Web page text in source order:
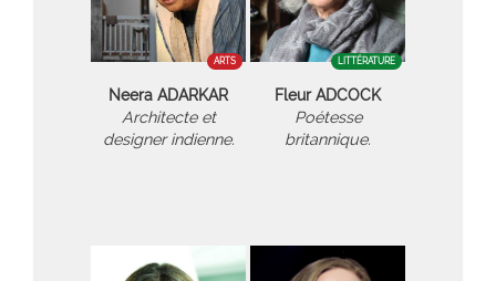
ARTS
Neera ADARKAR
Architecte et
designer indienne.
LITTÉRATURE
Fleur ADCOCK
Poétesse
britannique.